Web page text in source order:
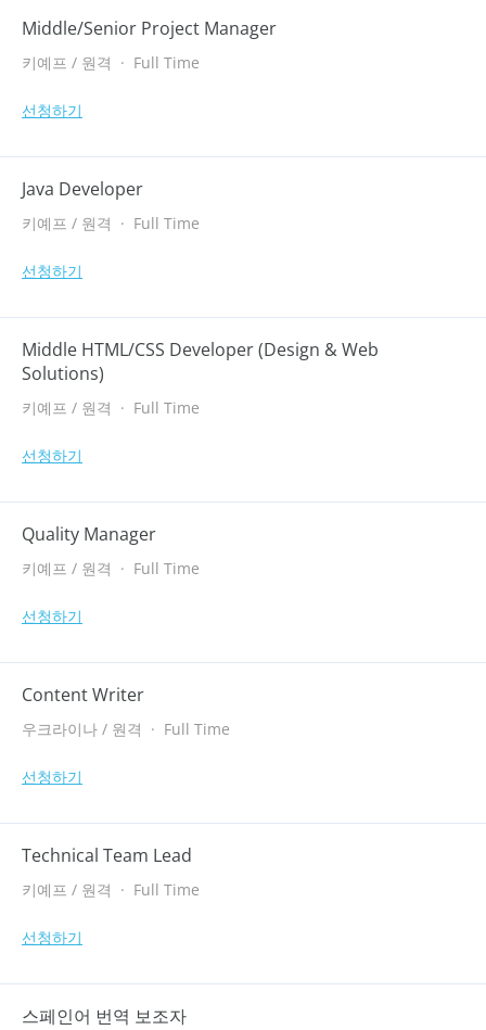
Middle/Senior Project Manager
키예프 / 원격 · Full Time
선청하기
Java Developer
키예프 / 원격 · Full Time
선청하기
Middle HTML/CSS Developer (Design & Web
Solutions)
키예프 / 원격 · Full Time
선청하기
Quality Manager
키예프 / 원격 · Full Time
선청하기
Content Writer
우크라이나 / 원격 · Full Time
선청하기
Technical Team Lead
키예프 / 원격 · Full Time
선청하기
스페인어 번역 보조자